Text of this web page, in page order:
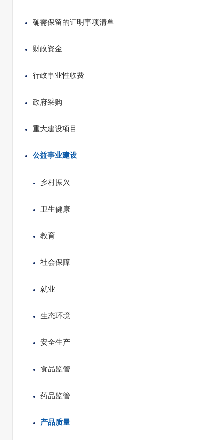
确需保留的证明事项清单
财政资金
行政事业性收费
政府采购
重大建设项目
公益事业建设
乡村振兴
卫生健康
教育
社会保障
就业
生态环境
安全生产
食品监管
药品监管
产品质量